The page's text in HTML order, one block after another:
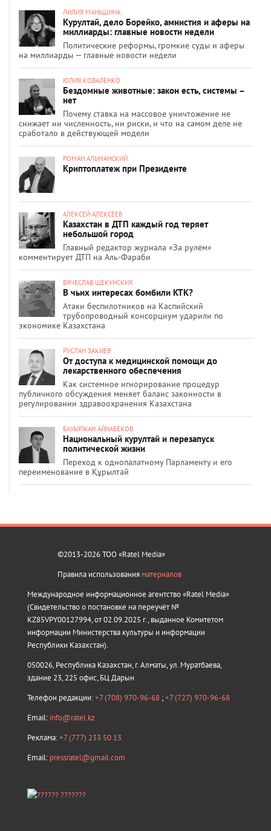
ЛИЛИЯ МАНЬШИНА
Курултай, дело Борейко, амнистия и аферы на
миллиарды: главные новости недели
Политические реформы, громкие суды и аферы
на миллиарды — главные новости недели
ЮЛИЯ КОВАЛЕНКО
Бездомные животные: закон есть, системы –
нет
Почему ставка на массовое уничтожение не
снижает ни численность, ни риски, и что на самом деле не
сработало в действующей модели
РОМАН АЛЬМАНСКИЙ
Криптоплатеж при Президенте
АЛЕКСЕЙ АЛЕКСЕЕВ
Казахстан в ДТП каждый год теряет
небольшой город
Главный редактор журнала «За рулём»
комментирует ДТП на Аль-Фараби
ВЯЧЕСЛАВ ЩЕКУНСКИХ
В чьих интересах бомбили КТК?
Атаки беспилотников на Каспийский
трубопроводный консорциум ударили по
экономике Казахстана
РУСЛАН ЗАКИЕВ
От доступа к медицинской помощи до
лекарственного обеспечения
Как системное игнорирование процедур
публичного обсуждения меняет баланс законности в
регулировании здравоохранения Казахстана
БАУЫРЖАН АЙНАБЕКОВ
Национальный курултай и перезапуск
политической жизни
Переход к однопалатному Парламенту и его
переименование в Құрылтай
©2013-2026 ТОО «Ratel Media»
Правила использования материалов
Международное информационное агентство «Ratel Media»
(Свидетельство о постановке на переучёт №
KZ85VPY00127994, от 02.09.2025 г., выданное Комитетом
информации Министерства культуры и информации
Республики Казахстан).
050026, Республика Казахстан, г. Алматы, ул. Муратбаева,
здание 23, 225 офис, БЦ Дарын
Телефон редакции:+7 (708) 970-96-68 ;+7 (727) 970-96-68
Email: info@ratel.kz
Реклама:+7 (777) 233 50 13
Email: pressratel@gmail.com